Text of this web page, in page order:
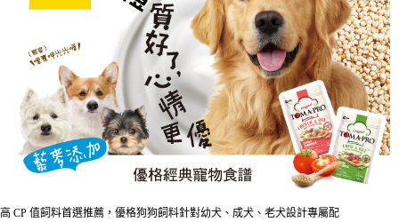
2.付款方式選擇「大哥付你分期」，訂單成立後會自動跳轉到大哥付的交易
流程，驗證手機門號後，選擇欲分期的期數、繳款截止日，確認付款後即完
3.實際核准額度、可分期數及費用金額請依後續交易確認頁面所載為準。
4.訂單成立30分鐘內，如未前往確認交易或遇審核未通過，訂單將自動取
消。如遇「轉專審核」未通過狀況，表示未達大哥付你分期系統評分，恕無
法說明評估內容。
【繳款方式說明】
1.分期款項不併入電信帳單，「大哥付你分期」於每月結算日後寄送繳費提
醒簡訊。
2.透過簡訊連結打開帳單後，可選擇「超商條碼／台灣大直營門市／銀行轉
帳／街口支付／iPASS MONEY」等通路繳費。
【注意事項】
相關說明
【關於「AFTEE先享後付」】
AFTEE先享後付是「在收到商品之後才付款」的支付方式。 讓您購物簡單
便利好安心！
１．簡單：不需註冊會員、不需綁卡、不需儲值。
２．便利：只要手機號碼，簡訊認證，即可結帳。
３．安心：先確認商品／服務後，再付款。
【「AFTEE先享後付」結帳流程】
１．於結帳方式選擇「AFTEE先享後付」後，將跳轉至「AFTEE先享後付」
結帳頁面，進行簡訊認證並確認金額後，即可完成結帳。
３．收到繳費通知簡訊後14天內，點擊此簡訊中的連結，可透過四大超商／
ATM付款
貨到付款
運送方式
全家取貨付款
每筆NT$65，滿NT$1,000(含以上)免運費
付款後全家取貨
高 CP 值飼料首選推薦，優格狗狗飼料針對幼犬、成犬、老犬設計專屬配